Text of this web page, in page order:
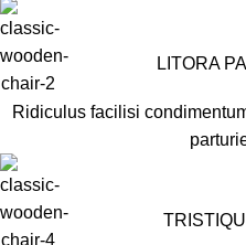
LITORA
Ridiculus facilisi